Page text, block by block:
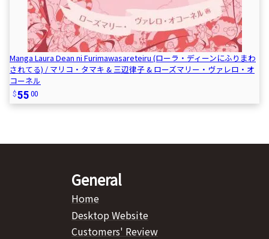
Manga Laura Dean ni Furimawasareteiru (ローラ・ディーンにふりまわ
されてる) / マリコ・タマキ & 三辺律子 & ローズマリー・ヴァレロ・オ
コーネル
55 00
General
Home
Desktop Website
Customers' Review